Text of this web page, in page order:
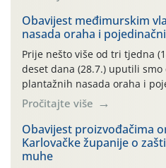
uzročnika bolesti, štetnika i
06.7.)! Na početku ovog
povijesno i ekstremno vruće
najviše temperature […]
Obavijest međimurskim
nasada oraha i
Prije nešto više od tri tjedna
deset dana (28.7.) uputili
plantažnih nasada oraha i
leta i ovogodišnjoj potrebi
orahove muhe (Rhagoletis
traje drugi ovogodišnji
izražen zadnja šest dana
temperature zraka
Pročitajte više
Obavijest proizvođačima
Karlovačke županije o
muhe